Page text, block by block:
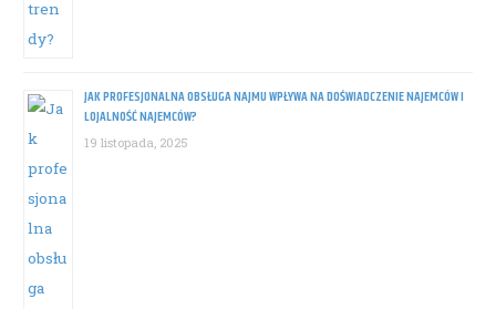
JAK PROFESJONALNA OBSŁUGA NAJMU WPŁYWA NA DOŚWIADCZENIE NAJEMCÓW I
LOJALNOŚĆ NAJEMCÓW?
19 listopada, 2025